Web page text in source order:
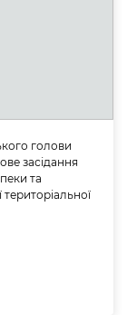
голови
засідання
та